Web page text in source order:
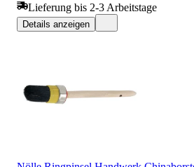
Lieferung bis 2-3 Arbeitstage
Details anzeigen